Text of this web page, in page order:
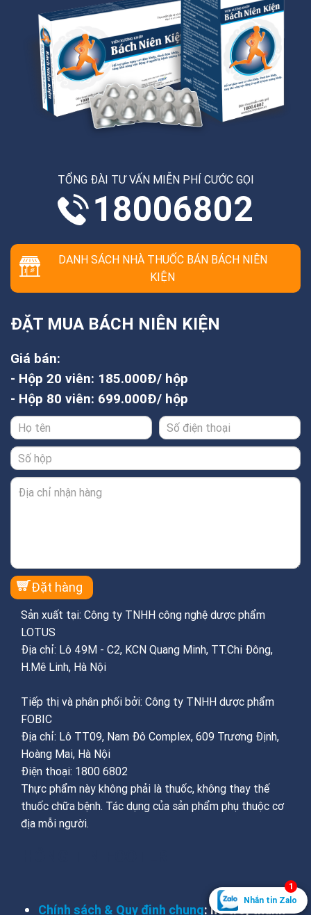
TỔNG ĐÀI TƯ VẤN MIỄN PHÍ CƯỚC GỌI
18006802
DANH SÁCH NHÀ THUỐC BÁN BÁCH NIÊN
KIỆN
ĐẶT MUA BÁCH NIÊN KIỆN
Giá bán:
- Hộp 20 viên: 185.000Đ/ hộp
- Hộp 80 viên: 699.000Đ/ hộp
Sản xuất tại: Công ty TNHH công nghệ dược phẩm
LOTUS
Địa chỉ: Lô 49M - C2, KCN Quang Minh, TT.Chi Đông,
H.Mê Linh, Hà Nội
Tiếp thị và phân phối bởi: Công ty TNHH dược phẩm
FOBIC
Địa chỉ: Lô TT09, Nam Đô Complex, 609 Trương Định,
Hoàng Mai, Hà Nội
Điện thoại: 1800 6802
Thực phẩm này không phải là thuốc, không thay thế
thuốc chữa bệnh. Tác dụng của sản phẩm phụ thuộc cơ
địa mỗi người.
Chính sách & Quy định chung: hỗ trợ, thanh
Nhắn tin Zalo
1